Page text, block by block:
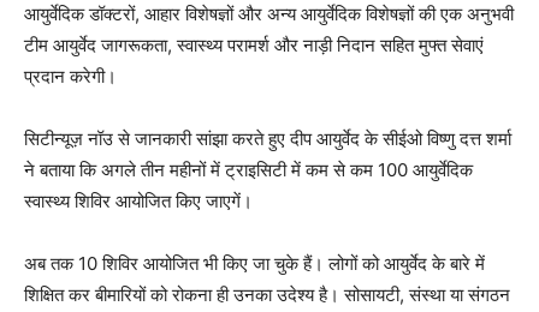
आयुर्वेदिक डॉक्टरों, आहार विशेषज्ञों और अन्य आयुर्वेदिक विशेषज्ञों की एक अनुभवी
टीम आयुर्वेद जागरूकता, स्वास्थ्य परामर्श और नाड़ी निदान सहित मुफ्त सेवाएं
प्रदान करेगी।
सिटीन्यूज़ नॉउ से जानकारी सांझा करते हुए दीप आयुर्वेद के सीईओ विष्णु दत्त शर्मा
ने बताया कि अगले तीन महीनों में ट्राइसिटी में कम से कम 100 आयुर्वेदिक
स्वास्थ्य शिविर आयोजित किए जाएगें।
अब तक 10 शिविर आयोजित भी किए जा चुके हैं। लोगों को आयुर्वेद के बारे में
शिक्षित कर बीमारियों को रोकना ही उनका उदेश्य है। सोसायटी, संस्था या संगठन